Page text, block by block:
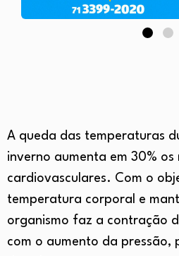
A queda das temperaturas
inverno aumenta em 30% os
cardiovasculares. Com o
temperatura corporal e
organismo faz a contração
com o aumento da pressão,